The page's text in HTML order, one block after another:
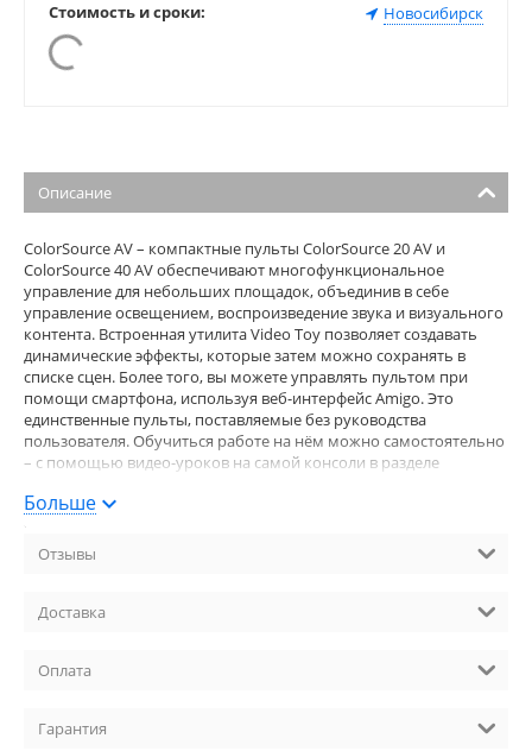
Стоимость и сроки: Новосибирск
Описание
ColorSource AV – компактные пульты ColorSource 20 AV и
ColorSource 40 AV обеспечивают многофункциональное
управление для небольших площадок, объединив в себе
управление освещением, воспроизведение звука и визуального
контента. Встроенная утилита Video Toy позволяет создавать
динамические эффекты, которые затем можно сохранять в
списке сцен. Более того, вы можете управлять пультом при
помощи смартфона, используя веб-интерфейс Amigo. Это
единственные пульты, поставляемые без руководства
пользователя. Обучиться работе на нём можно самостоятельно
– с помощью видео-уроков на самой консоли в разделе
ColorSource 40 AV - 40 фейдеров и 80 каналов управления
(диммеров или многофункциональных устройств) в пяти
пространствах sACN; - 4 программируемых фейдеров, 5
DMX/RDM; - Один порт RJ45; - Два USB порта; - 1/8 дюймовые
дополнительного монитора; - Возможность удалённого
Наличие: под заказ
Больше
Отзывы
Доставка
Оплата
Гарантия